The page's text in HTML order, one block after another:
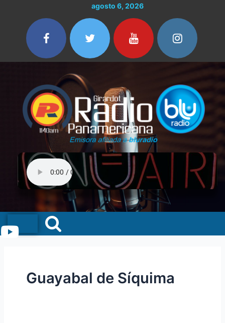
contenido
agosto 6, 2026
Menu
Guayabal de Síquima